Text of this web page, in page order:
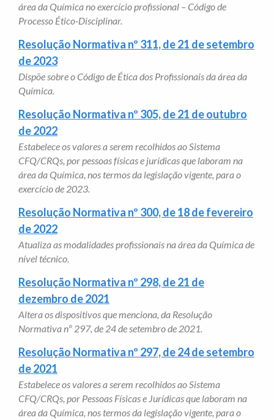
área da Química no exercício profissional – Código de
Processo Ético-Disciplinar.
Resolução Normativa nº 311, de 21 de setembro
de 2023
Dispõe sobre o Código de Ética dos Profissionais da área da
Química.
Resolução Normativa nº 305, de 21 de outubro
de 2022
Estabelece os valores a serem recolhidos ao Sistema
CFQ/CRQs, por pessoas físicas e jurídicas que laboram na
área da Química, nos termos da legislação vigente, para o
exercício de 2023.
Resolução Normativa nº 300, de 18 de fevereiro
de 2022
Atualiza as modalidades profissionais na área da Química de
nível técnico.
Resolução Normativa nº 298, de 21 de
dezembro de 2021
Altera os dispositivos que menciona, da Resolução
Normativa nº 297, de 24 de setembro de 2021.
Resolução Normativa nº 297, de 24 de setembro
de 2021
Estabelece os valores a serem recolhidos ao Sistema
CFQ/CRQs, por Pessoas Físicas e Jurídicas que laboram na
área da Química, nos termos da legislação vigente, para o